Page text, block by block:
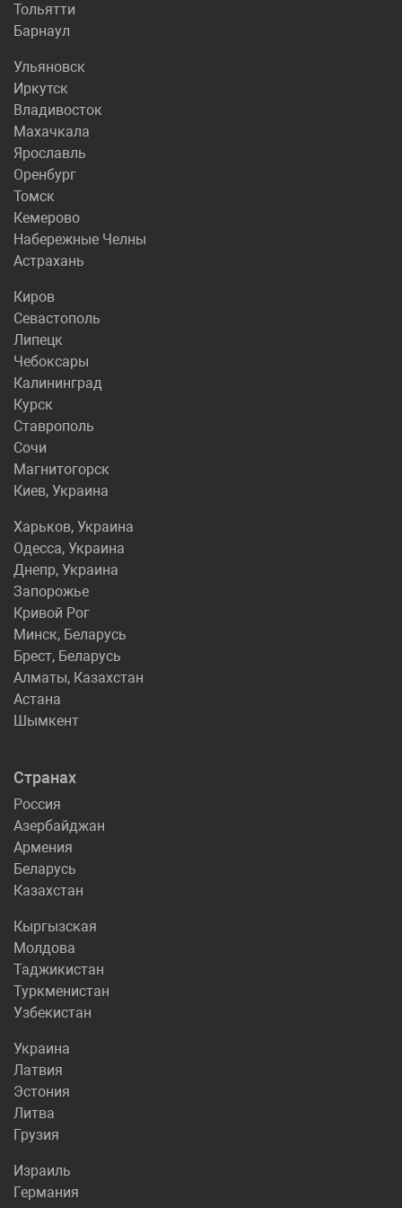
Тольятти
Барнаул
Ульяновск
Иркутск
Владивосток
Махачкала
Ярославль
Оренбург
Томск
Кемерово
Набережные Челны
Астрахань
Киров
Севастополь
Липецк
Чебоксары
Калининград
Курск
Ставрополь
Сочи
Магнитогорск
Киев, Украина
Харьков, Украина
Одесса, Украина
Днепр, Украина
Запорожье
Кривой Рог
Минск, Беларусь
Брест, Беларусь
Алматы, Казахстан
Астана
Шымкент
Странах
Россия
Азербайджан
Армения
Беларусь
Казахстан
Кыргызская
Молдова
Таджикистан
Туркменистан
Узбекистан
Украина
Латвия
Эстония
Литва
Грузия
Израиль
Германия